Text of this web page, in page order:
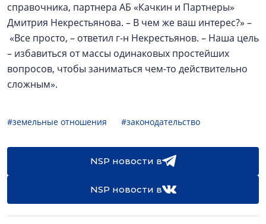
справочника, партнера АБ «Качкин и Партнеры»
Дмитрия Некрестьянова. – В чем же ваш интерес?» –
«Все просто, – ответил г-н Некрестьянов. – Наша цель
– избавиться от массы одинаковых простейших
вопросов, чтобы заниматься чем-то действительно
сложным».
#земельные отношения #законодательство
NSP новости в
NSP новости в